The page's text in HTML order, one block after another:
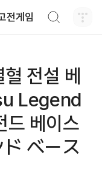
전게임
전설 베
Legend
베이스
ベース